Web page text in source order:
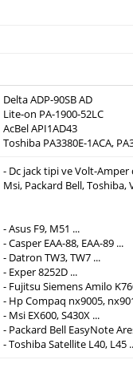
Delta ADP-90SB AD
Lite-on PA-1900-52LC
AcBel API1AD43
Toshiba PA3380E-1ACA,
- Dc jack tipi ve Volt-
Msi, Packard Bell,
- Asus F9, M51 ...
- Casper EAA-88, EAA-89 ...
- Datron TW3, TW7 ...
- Exper 8252D ...
- Fujitsu Siemens Amilo
- Hp Compaq nx9005,
- Msi EX600, S430X ...
- Packard Bell EasyNote
- Toshiba Satellite L40, L45